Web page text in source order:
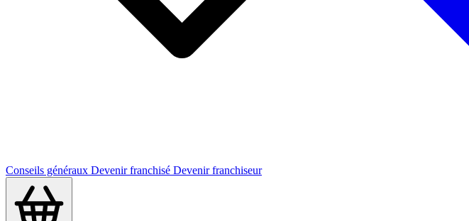
Conseils généraux Devenir franchisé Devenir franchiseur